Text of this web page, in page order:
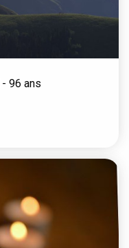
- 96 ans